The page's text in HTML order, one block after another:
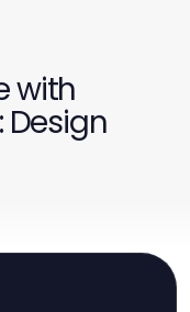
with
Design